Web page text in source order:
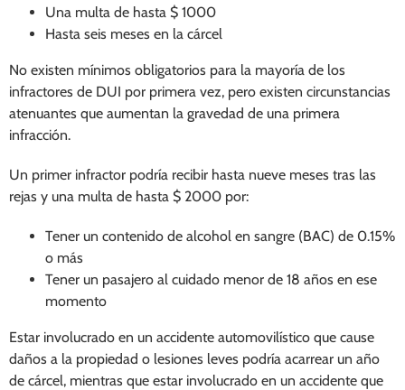
Una multa de hasta $ 1000
Hasta seis meses en la cárcel
No existen mínimos obligatorios para la mayoría de los
infractores de DUI por primera vez, pero existen circunstancias
atenuantes que aumentan la gravedad de una primera
infracción.
Un primer infractor podría recibir hasta nueve meses tras las
rejas y una multa de hasta $ 2000 por:
Tener un contenido de alcohol en sangre (BAC) de 0.15%
o más
Tener un pasajero al cuidado menor de 18 años en ese
momento
Estar involucrado en un accidente automovilístico que cause
daños a la propiedad o lesiones leves podría acarrear un año
de cárcel, mientras que estar involucrado en un accidente que